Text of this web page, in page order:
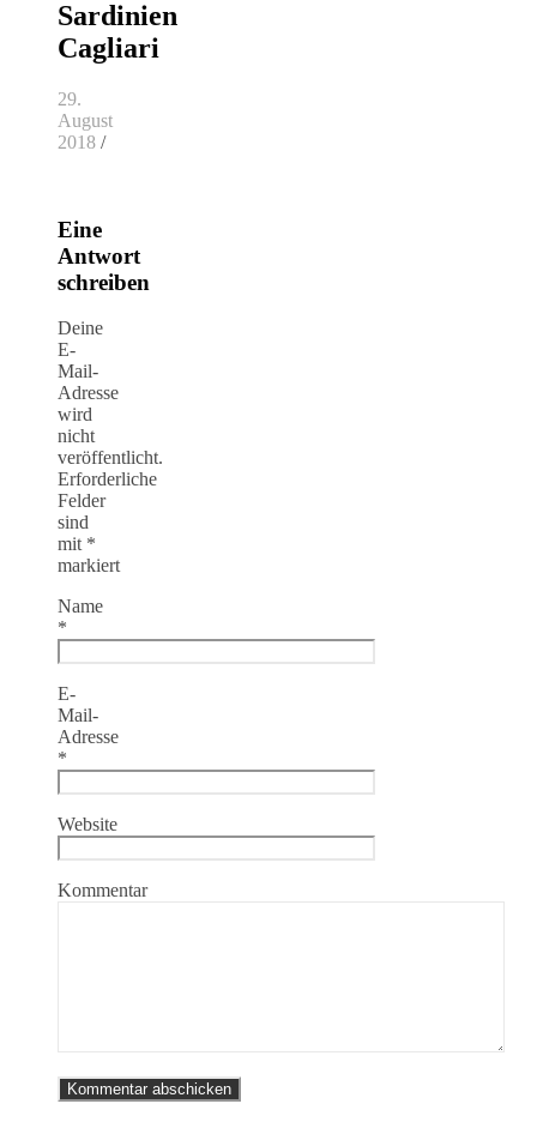
Sardinien
Cagliari
29.
August
2018 /
Eine
Antwort
schreiben
Deine
E-
Mail-
Adresse
wird
nicht
veröffentlicht.
Erforderliche
Felder
sind
mit *
markiert
Name
*
E-
Mail-
Adresse
*
Website
Kommentar